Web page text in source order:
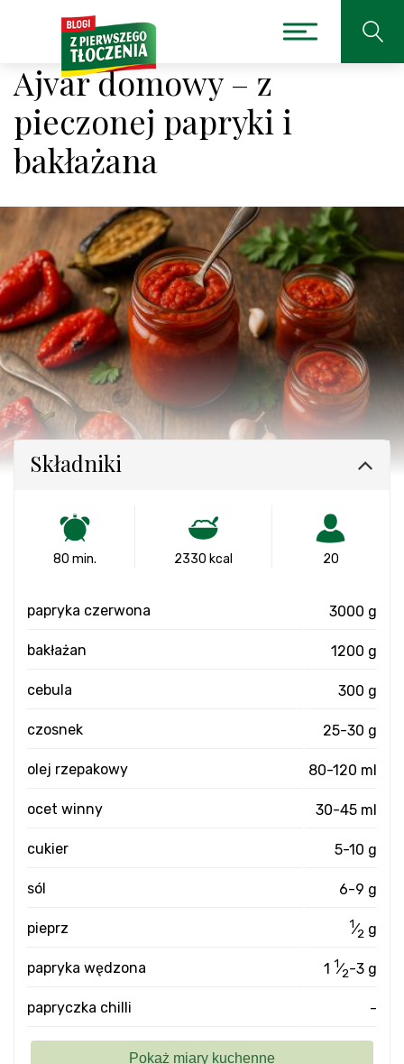
Ajvar domowy – z
pieczonej papryki i
bakłażana
Składniki
80 min. 2330 kcal 20
papryka czerwona 3000 g
bakłażan 1200 g
cebula 300 g
czosnek 25-30 g
olej rzepakowy 80-120 ml
ocet winny 30-45 ml
cukier 5-10 g
sól 6-9 g
pieprz 1⁄2 g
papryka wędzona 1 1⁄2-3 g
papryczka chilli -